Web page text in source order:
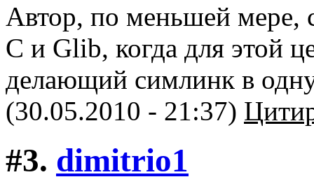
Автор, по меньшей мере,
C и Glib, когда для этой
делающий симлинк в
(30.05.2010 - 21:37)
#3. dimitriо1